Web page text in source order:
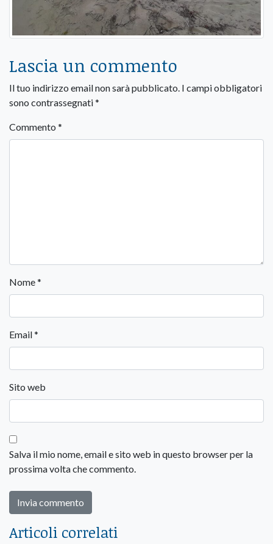
Lascia un commento
Il tuo indirizzo email non sarà pubblicato. I campi obbligatori
sono contrassegnati*
Commento *
Nome*
Email*
Sito web
Salva il mio nome, email e sito web in questo browser per la
prossima volta che commento.
Articoli correlati